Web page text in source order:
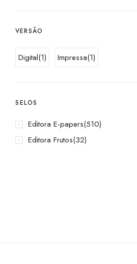
VERSÃO
Digital(1) Impressa(1)
SELOS
Editora E-papers(510)
Editora Frutos(32)